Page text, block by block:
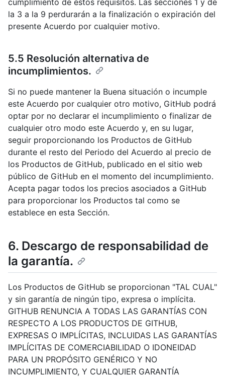
cumplimiento de estos requisitos. Las secciones 1 y de
la 3 a la 9 perdurarán a la finalización o expiración del
presente Acuerdo por cualquier motivo.
5.5 Resolución alternativa de
incumplimientos.
Si no puede mantener la Buena situación o incumple
este Acuerdo por cualquier otro motivo, GitHub podrá
optar por no declarar el incumplimiento o finalizar de
cualquier otro modo este Acuerdo y, en su lugar,
seguir proporcionando los Productos de GitHub
durante el resto del Periodo del Acuerdo al precio de
los Productos de GitHub, publicado en el sitio web
público de GitHub en el momento del incumplimiento.
Acepta pagar todos los precios asociados a GitHub
para proporcionar los Productos tal como se
establece en esta Sección.
6. Descargo de responsabilidad de
la garantía.
Los Productos de GitHub se proporcionan "TAL CUAL"
y sin garantía de ningún tipo, expresa o implícita.
GITHUB RENUNCIA A TODAS LAS GARANTÍAS CON
RESPECTO A LOS PRODUCTOS DE GITHUB,
EXPRESAS O IMPLÍCITAS, INCLUIDAS LAS GARANTÍAS
IMPLÍCITAS DE COMERCIABILIDAD O IDONEIDAD
PARA UN PROPÓSITO GENÉRICO Y NO
INCUMPLIMIENTO, Y CUALQUIER GARANTÍA